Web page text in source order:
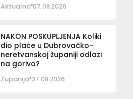
Aktualno 07.08.2026
NAKON POSKUPLJENJA Koliki
dio plaće u Dubrovačko-
neretvanskoj županiji odlazi
na gorivo?
Županija 07.08.2026